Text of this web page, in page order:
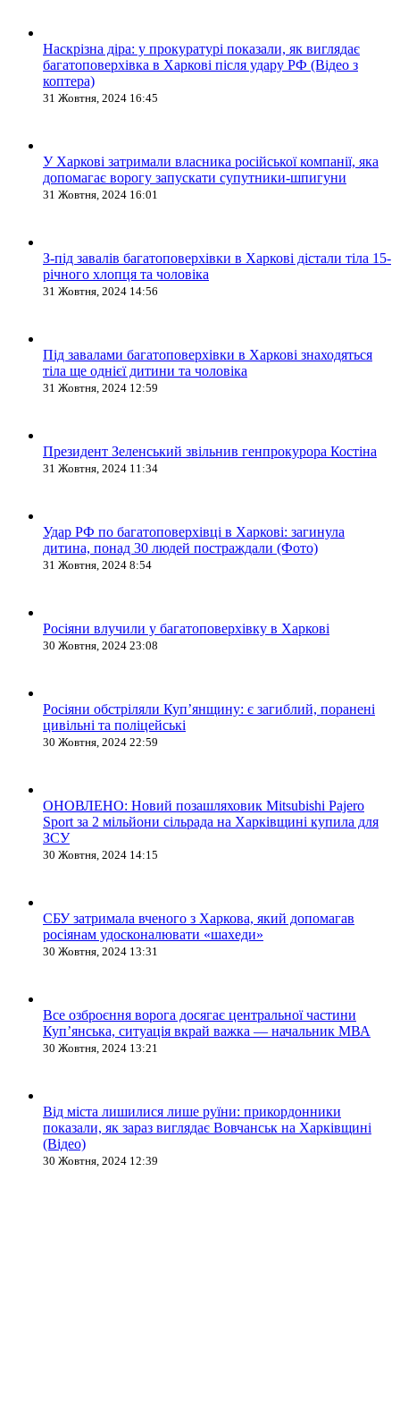
Наскрізна діра: у прокуратурі показали, як виглядає
багатоповерхівка в Харкові після удару РФ (Відео з
коптера)
31 Жовтня, 2024 16:45
У Харкові затримали власника російської компанії, яка
допомагає ворогу запускати супутники-шпигуни
31 Жовтня, 2024 16:01
З-під завалів багатоповерхівки в Харкові дістали тіла 15-
річного хлопця та чоловіка
31 Жовтня, 2024 14:56
Під завалами багатоповерхівки в Харкові знаходяться
тіла ще однієї дитини та чоловіка
31 Жовтня, 2024 12:59
Президент Зеленський звільнив генпрокурора Костіна
31 Жовтня, 2024 11:34
Удар РФ по багатоповерхівці в Харкові: загинула
дитина, понад 30 людей постраждали (Фото)
31 Жовтня, 2024 8:54
Росіяни влучили у багатоповерхівку в Харкові
30 Жовтня, 2024 23:08
Росіяни обстріляли Купʼянщину: є загиблий, поранені
цивільні та поліцейські
30 Жовтня, 2024 22:59
ОНОВЛЕНО: Новий позашляховик Mitsubishi Pajero
Sport за 2 мільйони сільрада на Харківщині купила для
ЗСУ
30 Жовтня, 2024 14:15
СБУ затримала вченого з Харкова, який допомагав
росіянам удосконалювати «шахеди»
30 Жовтня, 2024 13:31
Все озброєння ворога досягає центральної частини
Куп’янська, ситуація вкрай важка — начальник МВА
30 Жовтня, 2024 13:21
Від міста лишилися лише руїни: прикордонники
показали, як зараз виглядає Вовчанськ на Харківщині
(Відео)
30 Жовтня, 2024 12:39